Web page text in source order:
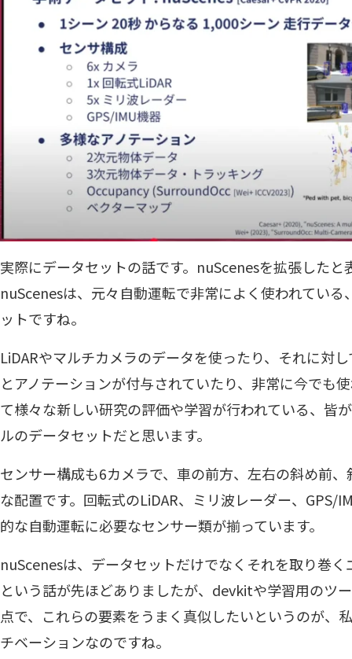
実際にデータセットの話です。nuScenesを拡張した
nuScenesは、元々自動運転で非常によく使われてい
ットですね。
LiDARやマルチカメラのデータを使ったり、それに対
とアノテーションが付与されていたり、非常に今でも
て様々な新しい研究の評価や学習が行われている、皆
ルのデータセットだと思います。
センサー構成も6カメラで、車の前方、左右の斜め前
な配置です。回転式のLiDAR、ミリ波レーダー、GPS/
的な自動運転に必要なセンサー類が揃っています。
nuScenesは、データセットだけでなくそれを取り巻
という話が先ほどありましたが、devkitや学習用のツ
点で、これらの要素をうまく真似したいというのが、
チベーションなのですね。